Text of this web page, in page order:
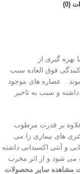
(0)
گیری از
فوق العاده سبب
. عصاره های موجود
و سبب به تاخیر
علاوه بر قدرت مرطوب
های بیماری زا می
و آنتی اکسیدانی داشته
می شود و از اثر مخرب
مشاهده سایر محصولات